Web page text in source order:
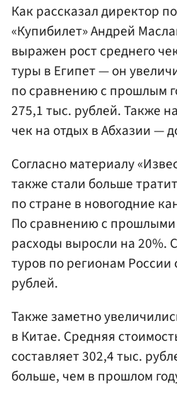
Как рассказал директор
«Купибилет» Андрей
выражен рост среднего
туры в Египет — он
по сравнению с прошлым
275,1 тыс. рублей. Также
чек на отдых в Абхазии —
Согласно материалу
также стали больше
по стране в новогодние
По сравнению с
расходы выросли на 20%.
туров по регионам России
рублей.
Также заметно
в Китае. Средняя
составляет 302,4 тыс.
больше, чем в прошлом